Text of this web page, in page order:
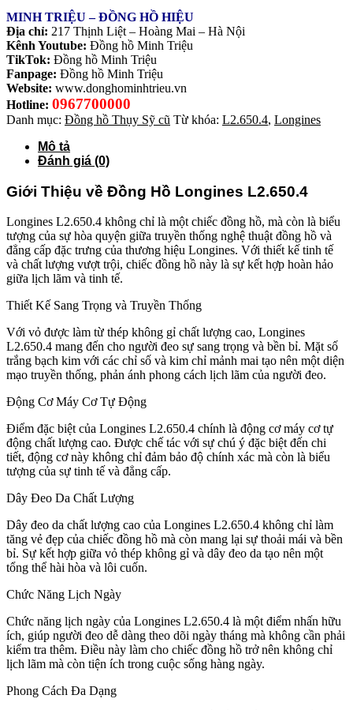
MINH TRIỆU – ĐỒNG HỒ HIỆU
Địa chỉ: 217 Thịnh Liệt – Hoàng Mai – Hà Nội
Kênh Youtube: Đồng hồ Minh Triệu
TikTok: Đồng hồ Minh Triệu
Fanpage: Đồng hồ Minh Triệu
Website: www.donghominhtrieu.vn
Hotline: 0967700000
Danh mục: Đồng hồ Thụy Sỹ cũ Từ khóa: L2.650.4, Longines
Mô tả
Đánh giá (0)
Giới Thiệu về Đồng Hồ Longines L2.650.4
Longines L2.650.4 không chỉ là một chiếc đồng hồ, mà còn là biểu
tượng của sự hòa quyện giữa truyền thống nghệ thuật đồng hồ và
đẳng cấp đặc trưng của thương hiệu Longines. Với thiết kế tinh tế
và chất lượng vượt trội, chiếc đồng hồ này là sự kết hợp hoàn hảo
giữa lịch lãm và tinh tế.
Thiết Kế Sang Trọng và Truyền Thống
Với vỏ được làm từ thép không gỉ chất lượng cao, Longines
L2.650.4 mang đến cho người đeo sự sang trọng và bền bỉ. Mặt số
trắng bạch kim với các chỉ số và kim chỉ mảnh mai tạo nên một diện
mạo truyền thống, phản ánh phong cách lịch lãm của người đeo.
Động Cơ Máy Cơ Tự Động
Điểm đặc biệt của Longines L2.650.4 chính là động cơ máy cơ tự
động chất lượng cao. Được chế tác với sự chú ý đặc biệt đến chi
tiết, động cơ này không chỉ đảm bảo độ chính xác mà còn là biểu
tượng của sự tinh tế và đẳng cấp.
Dây Đeo Da Chất Lượng
Dây đeo da chất lượng cao của Longines L2.650.4 không chỉ làm
tăng vẻ đẹp của chiếc đồng hồ mà còn mang lại sự thoải mái và bền
bỉ. Sự kết hợp giữa vỏ thép không gỉ và dây đeo da tạo nên một
tổng thể hài hòa và lôi cuốn.
Chức Năng Lịch Ngày
Chức năng lịch ngày của Longines L2.650.4 là một điểm nhấn hữu
ích, giúp người đeo dễ dàng theo dõi ngày tháng mà không cần phải
kiểm tra thêm. Điều này làm cho chiếc đồng hồ trở nên không chỉ
lịch lãm mà còn tiện ích trong cuộc sống hàng ngày.
Phong Cách Đa Dạng